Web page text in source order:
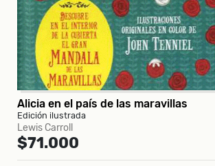
Alicia en el país de las maravillas
Edición ilustrada
Lewis Carroll
$71.000